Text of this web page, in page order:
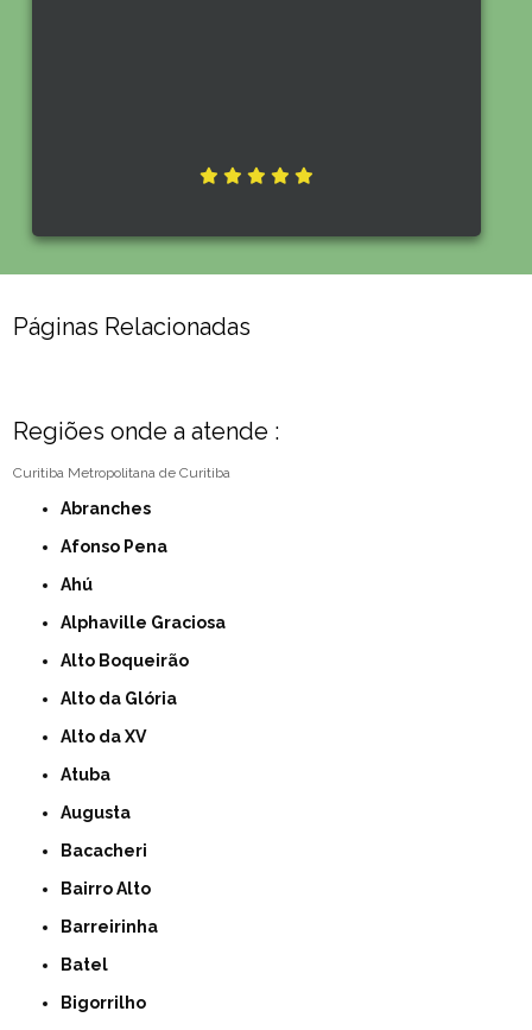
Páginas Relacionadas
Regiões onde a atende :
Curitiba Metropolitana de Curitiba
Abranches
Afonso Pena
Ahú
Alphaville Graciosa
Alto Boqueirão
Alto da Glória
Alto da XV
Atuba
Augusta
Bacacheri
Bairro Alto
Barreirinha
Batel
Bigorrilho